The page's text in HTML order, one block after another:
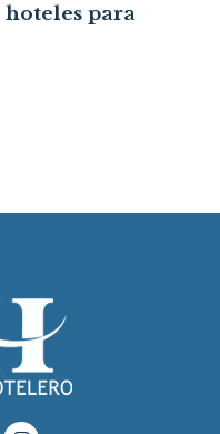
hoteles para